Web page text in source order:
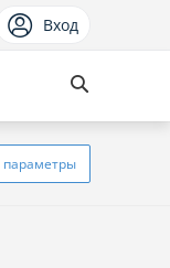
Вход
параметры